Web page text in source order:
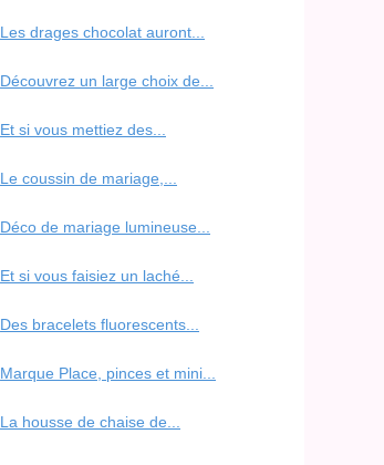
Les drages chocolat auront...
Découvrez un large choix de...
Et si vous mettiez des...
Le coussin de mariage,...
Déco de mariage lumineuse...
Et si vous faisiez un laché...
Des bracelets fluorescents...
Marque Place, pinces et mini...
La housse de chaise de...